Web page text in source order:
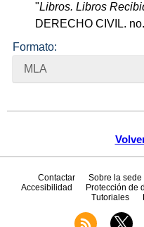
"Libros. Libros
DERECHO CIVIL.
Formato:
MLA
Contactar Sobre la
Accesibilidad
Protección de
Tutoriales